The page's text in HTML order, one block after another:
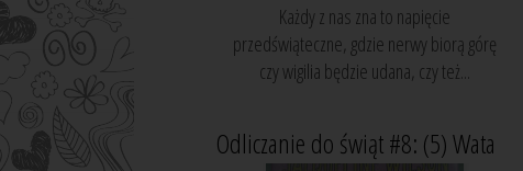
Każdy z nas zna to napięcie
przedświąteczne, gdzie nerwy biorą górę
czy wigilia będzie udana, czy też...
Odliczanie do świąt #8: (5) Wata